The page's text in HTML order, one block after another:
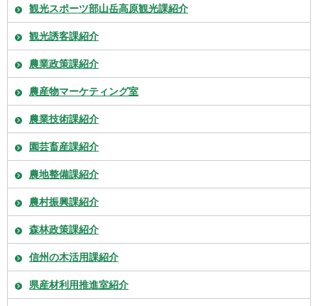
観光スポーツ部山岳高原観光課紹介
観光誘客課紹介
農業政策課紹介
農産物マーケティング室
農業技術課紹介
園芸畜産課紹介
農地整備課紹介
農村振興課紹介
森林政策課紹介
信州の木活用課紹介
県産材利用推進室紹介